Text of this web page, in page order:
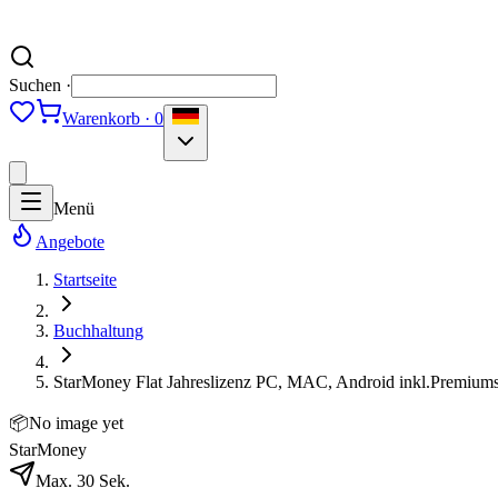
Suchen ·
Warenkorb · 0
Menü
Angebote
Startseite
Buchhaltung
StarMoney Flat Jahreslizenz PC, MAC, Android
📦No image yet
StarMoney
Max. 30 Sek.